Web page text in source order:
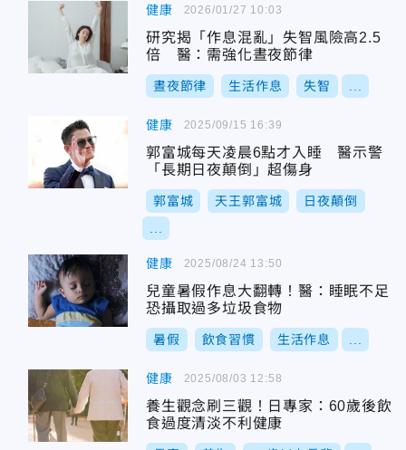
健康
研究揭「作息混亂」失智風險高2.5
倍 醫：需強化晝夜節律
晝夜節律 生活作息 失智
2026/01/27 10:03
健康
郭富城每天凌晨6點才入睡 醫示警
「長期日夜顛倒」超傷身
郭富城 天王郭富城 日夜顛倒
2025/09/15 16:39
健康
兒童暑假作息大翻轉！醫：睡眠不足
恐攝取過多垃圾食物
暑假 飲食習慣 生活作息
2025/08/24 13:50
健康
養生觀念刷三觀！日專家：60歲後飲
食過度清淡不利健康
2025/08/03 12:58